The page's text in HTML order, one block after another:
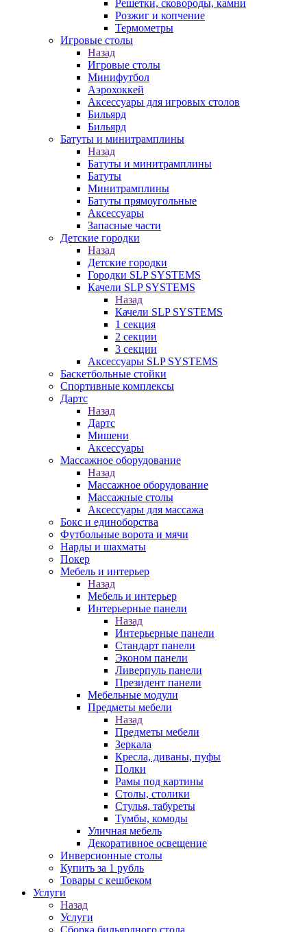
Решетки, сковороды, камни
Розжиг и копчение
Термометры
Игровые столы
Назад
Игровые столы
Минифутбол
Аэрохоккей
Аксессуары для игровых столов
Бильяpд
Бильяpд
Батуты и минитрамплины
Назад
Батуты и минитрамплины
Батуты
Минитрамплины
Батуты прямоугольные
Аксессуары
Запасные части
Детские городки
Назад
Детские городки
Городки SLP SYSTEMS
Качели SLP SYSTEMS
Назад
Качели SLP SYSTEMS
1 секция
2 секции
3 секции
Аксессуары SLP SYSTEMS
Баскетбольные стойки
Спортивные комплексы
Дартс
Назад
Дартс
Мишени
Аксессуары
Массажное оборудование
Назад
Массажное оборудование
Массажные столы
Аксессуары для массажа
Бокс и единоборства
Футбольные ворота и мячи
Нарды и шахматы
Покер
Мебель и интерьер
Назад
Мебель и интерьер
Интерьерные панели
Назад
Интерьерные панели
Стандарт панели
Эконом панели
Ливерпуль панели
Президент панели
Мебельные модули
Предметы мебели
Назад
Предметы мебели
Зеркала
Кресла, диваны, пуфы
Полки
Рамы под картины
Столы, столики
Стулья, табуреты
Тумбы, комоды
Уличная мебель
Декоративное освещение
Инверсионные столы
Купить за 1 рубль
Товары с кешбеком
Услуги
Назад
Услуги
Сборка бильярдного стола